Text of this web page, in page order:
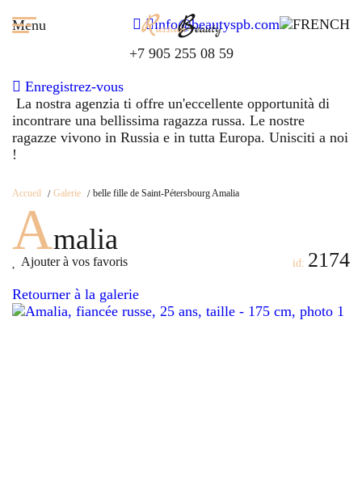
Menu
+7 905 255 08 59
info@beautyspb.com
Enregistrez-vous
La nostra agenzia ti offre un'eccellente opportunità di
incontrare una bellissima ragazza russa. Le nostre
ragazze vivono in Russia e in tutta Europa. Unisciti a noi
!
Accueil Galerie belle fille de Saint-Pétersbourg Amalia
Amalia
Ajouter à vos favoris id: 2174
Retourner à la galerie